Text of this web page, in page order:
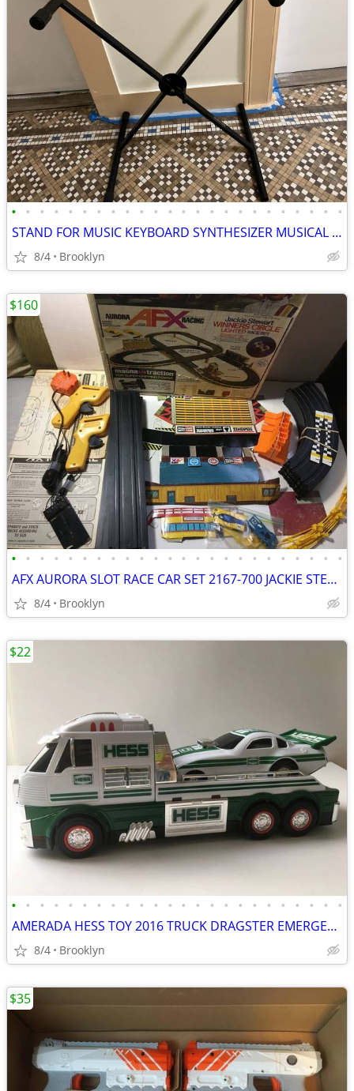
• • • • • • • • • • • • • • • • • • • • • • • •
STAND FOR MUSIC KEYBOARD SYNTHESIZER MUSICAL DIGITAL PIANO X FOLDABLE
8/4 Brooklyn
• • • • • • • • • • • • • • • • • • • • • • • •
AFX AURORA SLOT RACE CAR SET 2167-700 JACKIE STEWART WINNERS CIRCLE HO
8/4 Brooklyn
$160
• • • • • • • • • • • • • • • • • • • • • • • •
AMERADA HESS TOY 2016 TRUCK DRAGSTER EMERGENCY FLASHERS RCE CAR SOUND
8/4 Brooklyn
$22
$35